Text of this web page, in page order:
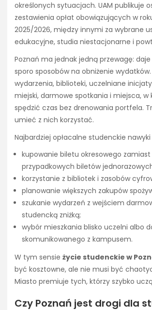
określonych sytuacjach. UAM publikuje
zestawienia opłat obowiązujących w
2025/2026, między innymi za wybrane
edukacyjne, studia niestacjonarne i
Poznań ma jednak jedną przewagę:
sporo sposobów na obniżenie wydatków.
wydarzenia, biblioteki, uczelniane
miejski, darmowe spotkania i miejsca,
spędzić czas bez drenowania portfela.
umieć z nich korzystać.
Najbardziej opłacalne studenckie
kupowanie biletu okresowego zamiast
przypadkowych biletów
korzystanie z bibliotek i zasobów
planowanie większych zakupów
szukanie wydarzeń z wejściem
studencką zniżką;
wybór mieszkania blisko uczelni albo
skomunikowanego z kampusem.
W tym sensie życie studenckie w
być kosztowne, ale nie musi być
Miasto premiuje tych, którzy szybko
Czy Poznań jest drogi dla